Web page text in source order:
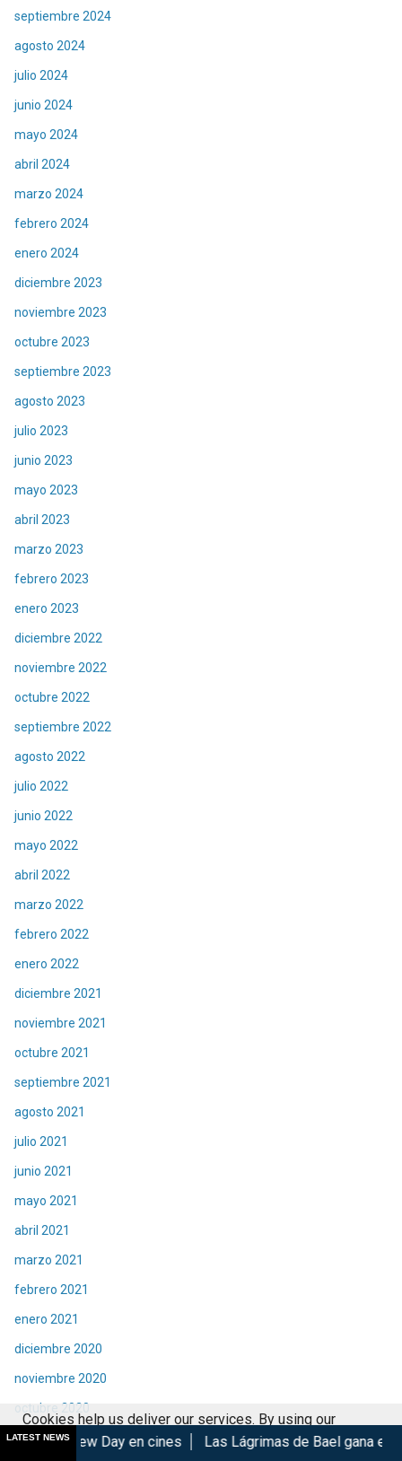
septiembre 2024
agosto 2024
julio 2024
junio 2024
mayo 2024
abril 2024
marzo 2024
febrero 2024
enero 2024
diciembre 2023
noviembre 2023
octubre 2023
septiembre 2023
agosto 2023
julio 2023
junio 2023
mayo 2023
abril 2023
marzo 2023
febrero 2023
enero 2023
diciembre 2022
noviembre 2022
octubre 2022
septiembre 2022
agosto 2022
julio 2022
junio 2022
mayo 2022
abril 2022
marzo 2022
febrero 2022
enero 2022
diciembre 2021
noviembre 2021
octubre 2021
septiembre 2021
agosto 2021
julio 2021
junio 2021
mayo 2021
abril 2021
marzo 2021
febrero 2021
enero 2021
diciembre 2020
noviembre 2020
octubre 2020
septiembre 2020
LATEST NEWS
en cines Las Lágrimas de Bael gana en el GIFF 2026
Cookies help us deliver our services. By using our
services, you agree to our use of cookies.
Got it